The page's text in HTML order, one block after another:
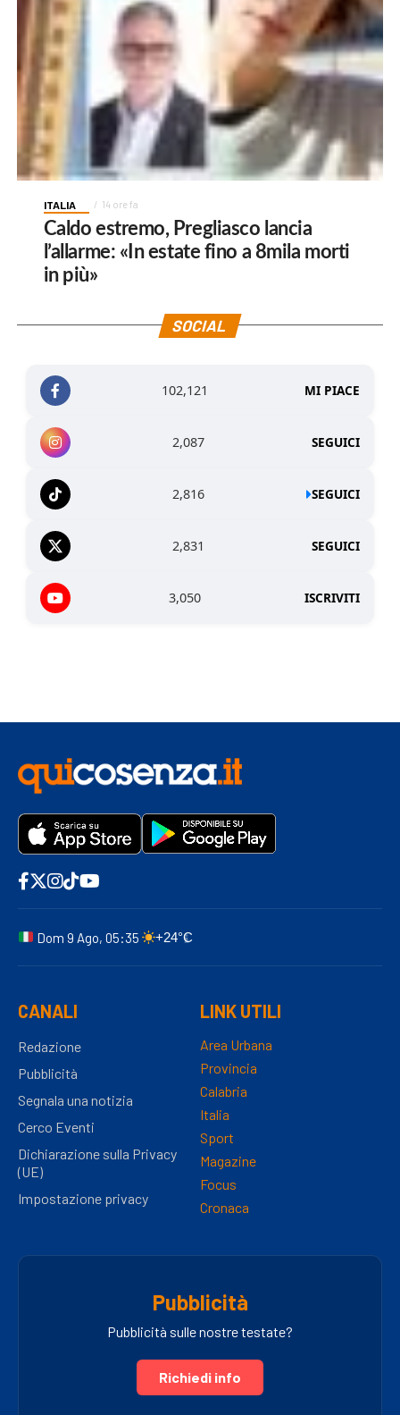
ITALIA 14 ore fa
Caldo estremo, Pregliasco lancia
l’allarme: «In estate fino a 8mila morti
in più»
SOCIAL
102,121 MI PIACE
2,087 SEGUICI
2,816 SEGUICI
2,831 SEGUICI
3,050 ISCRIVITI
Dom 9 Ago, 05:35 +24°C
CANALI
Redazione
Pubblicità
Segnala una notizia
Cerco Eventi
Dichiarazione sulla Privacy
(UE)
Impostazione privacy
LINK UTILI
Area Urbana
Provincia
Calabria
Italia
Sport
Magazine
Focus
Cronaca
Pubblicità
Pubblicità sulle nostre testate?
Richiedi info